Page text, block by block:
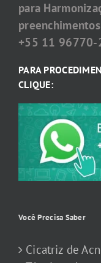
para
+55 11 96770-
PARA
CLIQUE:
Você Precisa Saber
Cicatriz de